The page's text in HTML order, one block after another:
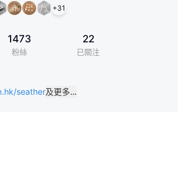
+31
1473
粉絲
22
已關注
seather及更多…